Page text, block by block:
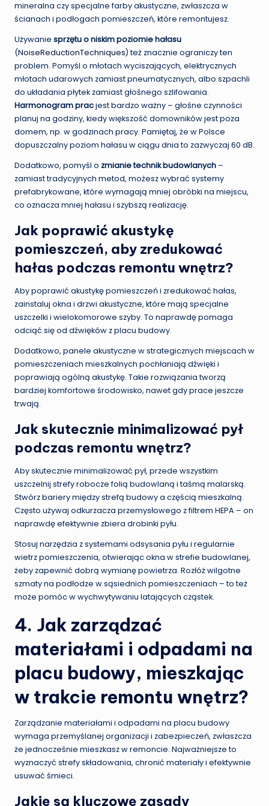
mineralna czy specjalne farby akustyczne, zwłaszcza w
ścianach i podłogach pomieszczeń, które remontujesz.
Używanie sprzętu o niskim poziomie hałasu
(NoiseReductionTechniques) też znacznie ograniczy ten
problem. Pomyśl o młotach wyciszających, elektrycznych
młotach udarowych zamiast pneumatycznych, albo szpachli
do układania płytek zamiast głośnego szlifowania.
Harmonogram pracjest bardzo ważny – głośne czynności
planuj na godziny, kiedy większość domowników jest poza
domem, np. w godzinach pracy. Pamiętaj, że w Polsce
dopuszczalny poziom hałasu w ciągu dnia to zazwyczaj 60 dB.
Dodatkowo, pomyśl o zmianie technik budowlanych –
zamiast tradycyjnych metod, możesz wybrać systemy
prefabrykowane, które wymagają mniej obróbki na miejscu,
co oznacza mniej hałasu i szybszą realizację.
Jak poprawić akustykę
pomieszczeń, aby zredukować
hałas podczas remontu wnętrz?
Aby poprawić akustykę pomieszczeń i zredukować hałas,
zainstaluj okna i drzwi akustyczne, które mają specjalne
uszczelki i wielokomorowe szyby. To naprawdę pomaga
odciąć się od dźwięków z placu budowy.
Dodatkowo, panele akustyczne w strategicznych miejscach w
pomieszczeniach mieszkalnych pochłaniają dźwięki i
poprawiają ogólną akustykę. Takie rozwiązania tworzą
bardziej komfortowe środowisko, nawet gdy prace jeszcze
trwają.
Jak skutecznie minimalizować pył
podczas remontu wnętrz?
Aby skutecznie minimalizować pył, przede wszystkim
uszczelnij strefy robocze folią budowlaną i taśmą malarską.
Stwórz bariery między strefą budowy a częścią mieszkalną.
Często używaj odkurzacza przemysłowego z filtrem HEPA – on
naprawdę efektywnie zbiera drobinki pyłu.
Stosuj narzędzia z systemami odsysania pyłu i regularnie
wietrz pomieszczenia, otwierając okna w strefie budowlanej,
żeby zapewnić dobrą wymianę powietrza. Rozłóż wilgotne
szmaty na podłodze w sąsiednich pomieszczeniach – to też
może pomóc w wychwytywaniu latających cząstek.
4. Jak zarządzać
materiałami i odpadami na
placu budowy, mieszkając
w trakcie remontu wnętrz?
Zarządzanie materiałami i odpadami na placu budowy
wymaga przemyślanej organizacji i zabezpieczeń, zwłaszcza
że jednocześnie mieszkasz w remoncie. Najważniejsze to
wyznaczyć strefy składowania, chronić materiały i efektywnie
usuwać śmieci.
Jakie są kluczowe zasady